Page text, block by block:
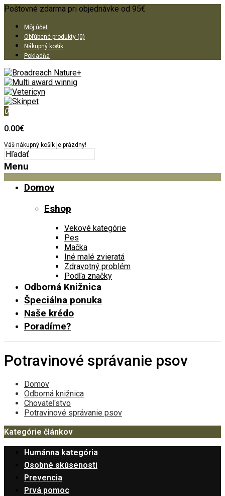
Poštovné zdarma pri objednávke od 95€
Môj účet
Obľúbené produkty (0)
Nákupný košík
Pokladňa
0
0.00€
Váš nákupný košík je prázdny!
Menu
Domov
Eshop
Vekové kategórie
Pes
Mačka
Iné malé zvieratá
Zdravotný problém
Podľa značky
Odborná Knižnica
Špeciálna ponuka
Naše krédo
Poradíme?
Potravinové správanie psov
Domov
Odborná knižnica
Chovateľstvo
Potravinové správanie psov
Kategórie článkov
Humánna kategória
Osobné skúsenosti
Prevencia
Prvá pomoc